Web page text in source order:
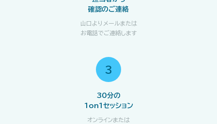
確認のご連絡
山口よりメールまたは
お電話でご連絡します
3
30分の
1on1セッション
オンラインまたは